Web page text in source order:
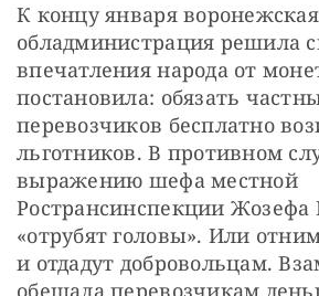
К концу января воронежская
обладминистрация решила
впечатления народа от
постановила: обязать
перевозчиков бесплатно
льготников. В противном
выражению шефа местной
Ространсинспекции
«отрубят головы». Или
и отдадут добровольцам.